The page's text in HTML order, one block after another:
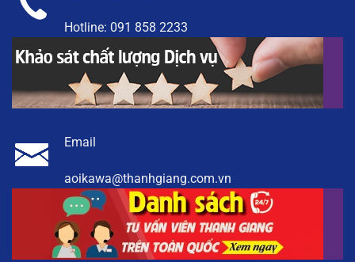
Hotline: 091 858 2233
Email
aoikawa@thanhgiang.com.vn